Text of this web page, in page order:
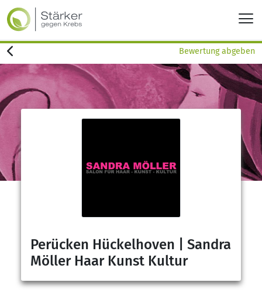
Bewertung abgeben
Perücken Hückelhoven | Sandra
Möller Haar Kunst Kultur